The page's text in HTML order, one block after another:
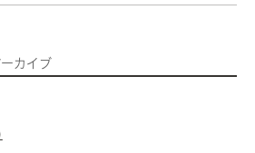
カイブ